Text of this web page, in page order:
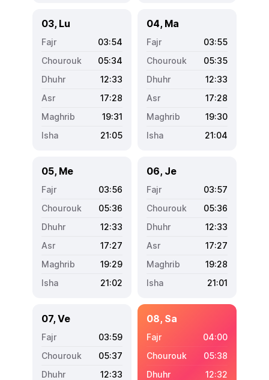
03, Lu
03:54
05:34
12:33
17:28
19:31
21:05
04, Ma
03:55
05:35
12:33
17:28
19:30
21:04
05, Me
03:56
05:36
12:33
17:27
19:29
21:02
06, Je
03:57
05:36
12:33
17:27
19:28
21:01
07, Ve
03:59
05:37
12:33
08, Sa
04:00
05:38
12:32